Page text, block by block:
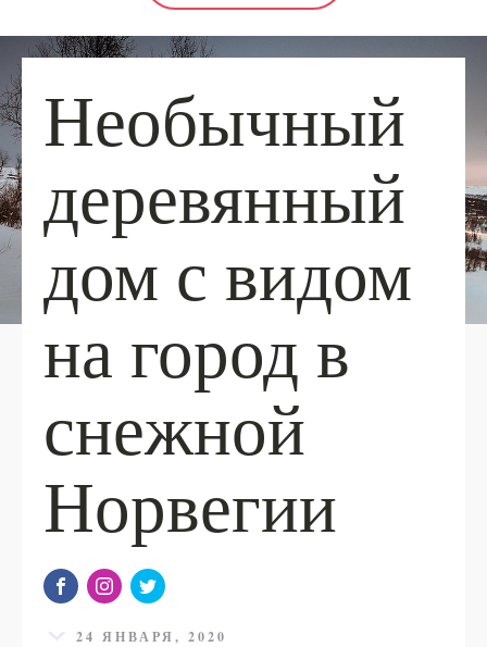
Необычный
деревянный
дом с видом
на город в
снежной
Норвегии
24 ЯНВАРЯ, 2020